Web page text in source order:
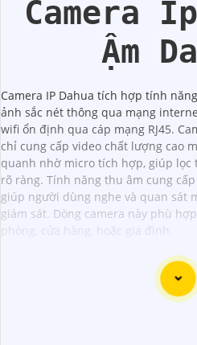
Camera
Ậm
Camera IP Dahua tích hợp tính
ảnh sắc nét thông qua mạng
wifi ổn định qua cáp mạng RJ45.
chỉ cung cấp video chất lượng cao
quanh nhờ micro tích hợp, giúp lọc
rõ ràng. Tính năng thu âm cung
giúp người dùng nghe và quan sát
giám sát. Dòng camera này phù
phòng, cửa hàng, hoặc gia đình.